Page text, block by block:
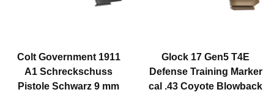
Colt Government 1911
A1 Schreckschuss
Pistole Schwarz 9 mm
Glock 17 Gen5 T4E
Defense Training Marker
cal .43 Coyote Blowback